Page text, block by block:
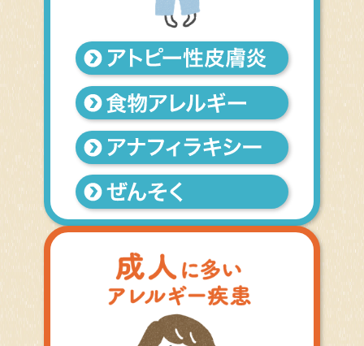
アトピー性皮膚炎
食物アレルギー
ぜんそく
アレルギー性結膜炎
アレルギー性鼻炎
じんましん
アレルギーって何？
赤ちゃんのスキンケア
災害時のアレルギー対策
治療と仕事の両立支援
医療従事者教育関係者向け